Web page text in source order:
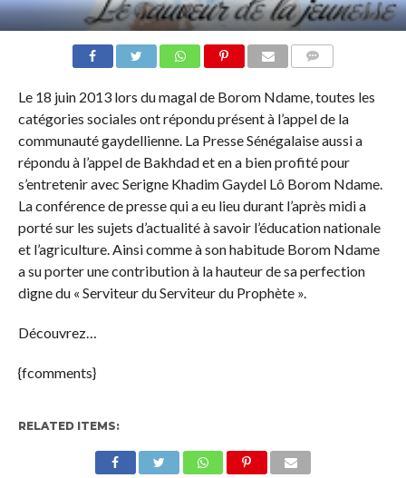
Le 18 juin 2013 lors du magal de Borom Ndame, toutes les
catégories sociales ont répondu présent à l’appel de la
communauté gaydellienne. La Presse Sénégalaise aussi a
répondu à l’appel de Bakhdad et en a bien profité pour
s’entretenir avec Serigne Khadim Gaydel Lô Borom Ndame.
La conférence de presse qui a eu lieu durant l’après midi a
porté sur les sujets d’actualité à savoir l’éducation nationale
et l’agriculture. Ainsi comme à son habitude Borom Ndame
a su porter une contribution à la hauteur de sa perfection
digne du « Serviteur du Serviteur du Prophète ».
Découvrez…
{fcomments}
RELATED ITEMS: